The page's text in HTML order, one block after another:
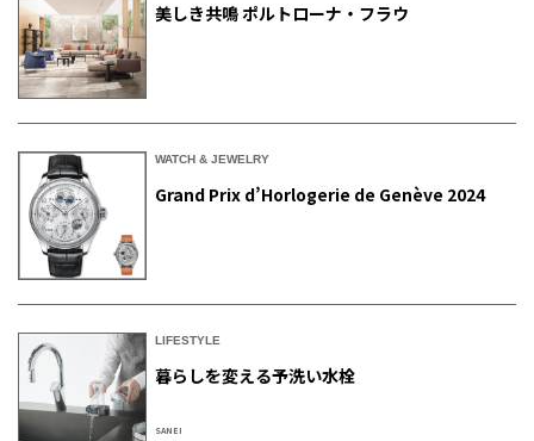
美しき共鳴 ポルトローナ・フラウ
WATCH & JEWELRY
Grand Prix d’Horlogerie de Genève 2024
LIFESTYLE
暮らしを変える予洗い水栓
SANEI